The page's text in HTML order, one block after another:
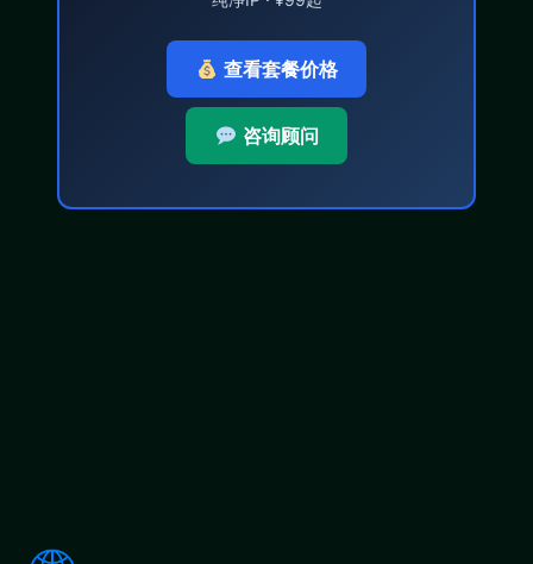
查看套餐价格
咨询顾问